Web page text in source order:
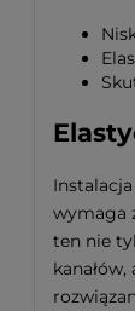
wymaga
ten nie